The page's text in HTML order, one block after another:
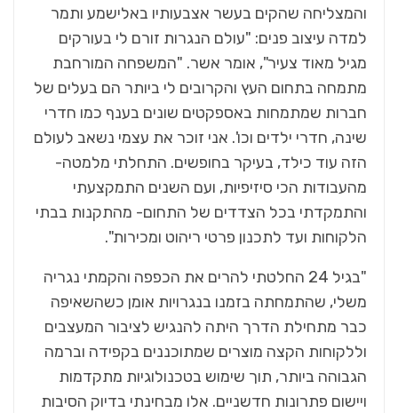
והמצליחה שהקים בעשר אצבעותיו באלישמע ותמר
למדה עיצוב פנים: "עולם הנגרות זורם לי בעורקים
מגיל מאוד צעיר", אומר אשר. "המשפחה המורחבת
מתמחה בתחום העץ והקרובים לי ביותר הם בעלים של
חברות שמתמחות באספקטים שונים בענף כמו חדרי
שינה, חדרי ילדים וכו'. אני זוכר את עצמי נשאב לעולם
הזה עוד כילד, בעיקר בחופשים. התחלתי מלמטה-
מהעבודות הכי סיזיפיות, ועם השנים התמקצעתי
והתמקדתי בכל הצדדים של התחום- מהתקנות בבתי
הלקוחות ועד לתכנון פרטי ריהוט ומכירות".
"בגיל 24 החלטתי להרים את הכפפה והקמתי נגריה
משלי, שהתמחתה בזמנו בנגרויות אומן כשהשאיפה
כבר מתחילת הדרך היתה להנגיש לציבור המעצבים
וללקוחות הקצה מוצרים שמתוכננים בקפידה וברמה
הגבוהה ביותר, תוך שימוש בטכנולוגיות מתקדמות
ויישום פתרונות חדשניים. אלו מבחינתי בדיוק הסיבות